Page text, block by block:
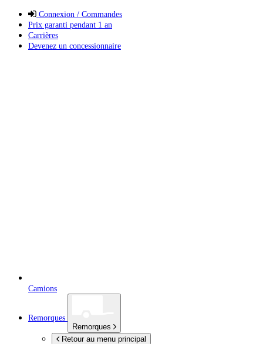
Connexion / Commandes
Prix garanti pendant 1 an
Carrières
Devenez un concessionnaire
Camions
Remorques
Remorques
Retour au menu principal